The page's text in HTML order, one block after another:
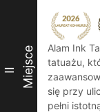
II Miejsce
Alam Ink
tatuażu,
się przy
pełni